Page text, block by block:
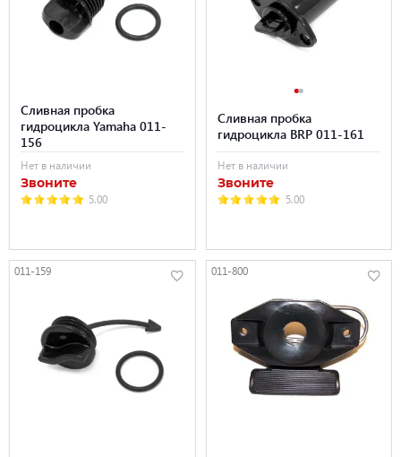
Сливная пробка
гидроцикла Yamaha 011-
156
Нет в наличии
Звоните
5.00
Сливная пробка
гидроцикла BRP 011-161
Нет в наличии
Звоните
5.00
011-159 011-800